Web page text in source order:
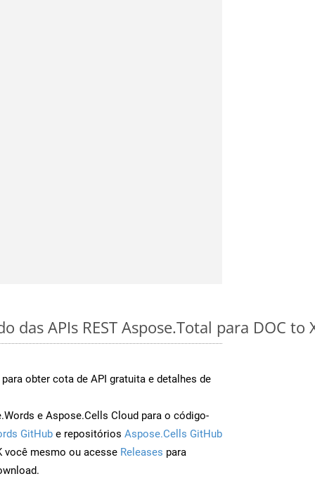
das APIs REST Aspose.Total para DOC to
para obter cota de API gratuita e detalhes de
e Aspose.Cells Cloud para o código-
GitHub e repositórios Aspose.Cells GitHub
você mesmo ou acesse Releases para